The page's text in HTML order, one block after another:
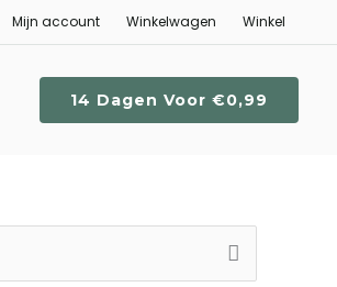
Mijn account Winkelwagen Winkel
14 Dagen Voor €0,99